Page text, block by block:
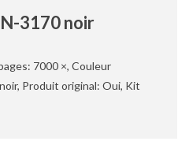
3170 noir
7000 ×, Couleur
Produit original: Oui, Kit